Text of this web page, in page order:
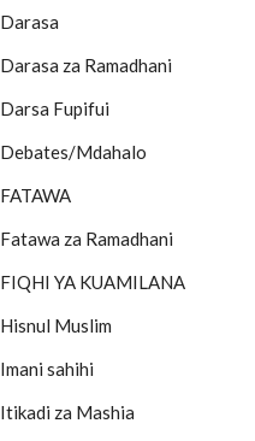
Darasa
Darasa za Ramadhani
Darsa Fupifui
Debates/Mdahalo
FATAWA
Fatawa za Ramadhani
FIQHI YA KUAMILANA
Hisnul Muslim
Imani sahihi
Itikadi za Mashia